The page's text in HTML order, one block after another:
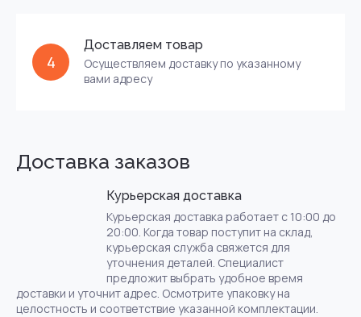
4
Доставляем товар
Осуществляем доставку по указанному
вами адресу
Доставка заказов
Курьерская доставка
Курьерская доставка работает с 10:00 до
20:00. Когда товар поступит на склад,
курьерская служба свяжется для
уточнения деталей. Специалист
предложит выбрать удобное время
доставки и уточнит адрес. Осмотрите упаковку на
целостность и соответствие указанной комплектации.